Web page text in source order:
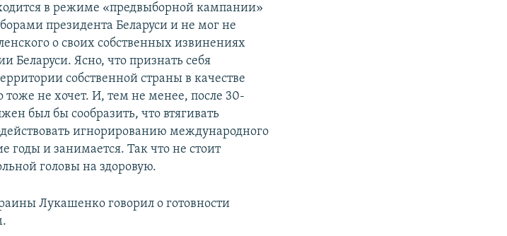
в режиме «предвыборной кампании»
президента Беларуси и не мог не
о своих собственных извинениях
Беларуси. Ясно, что признать себя
собственной страны в качестве
не хочет. И, тем не менее, после 30-
был бы сообразить, что втягивать
игнорированию международного
годы и занимается. Так что не стоит
головы на здоровую.
Лукашенко говорил о готовности